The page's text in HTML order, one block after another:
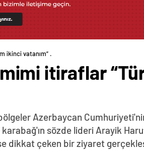
ikinci vatanım” .
itiraflar
Azerbaycan
karabağ'ın sözde lideri Arayik
dikkat çeken bir ziyaret